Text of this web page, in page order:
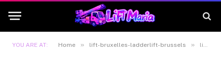
YOU ARE AT: Home » lift-bruxelles-ladderlift-brussels » lift-bruxelles-ladderlift-brussels